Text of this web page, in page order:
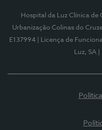
Hospital da Luz Clínica de
Urbanização Colinas do
E137994
| Licença de
Luz, SA